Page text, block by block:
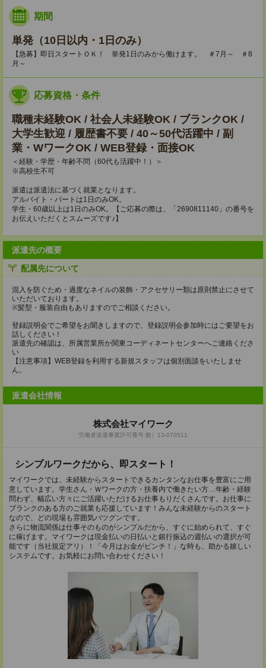
期間
単発（10日以内・1日のみ）
【急募】即日スタートＯＫ！ 単発1日のみから働けます。 ＃7月～ ＃8
月～
応募資格・条件
職種未経験OK / 社会人未経験OK / ブランクOK /
大学生歓迎 / 履歴書不要 / 40～50代活躍中 / 副
業・WワークOK / WEB登録・面接OK
＜経験・学歴・年齢不問（60代も活躍中！）＞
※高校生不可
派遣は派遣法に基づく就業となります。
アルバイト・パートは1日のみOK。
学生・60歳以上は1日のみOK。【ご応募の際は、「2690811140」の番号を
お伝えいただくとスムーズです♪】
派遣先の概要
配属先について
混入を防ぐため・過度なネイルの装飾・アクセサリー類は原則禁止にさせて
いただいております。
※髪型・服装自由もありますのでご相談ください。
登録説明会でご希望をお聞きしますので、登録説明会参加時にはご要望をお
話しください！
派遣先の確認は、所属営業所か関東コーディネートセンターへご連絡くださ
い
【注意事項】WEB登録を利用する新規スタッフは個別面談をいたしませ
ん。
派遣会社情報
株式会社マイワーク
労働者派遣事業許可番号:般）13-070511
シンプルワークだから、即スタート！
マイワークでは、未経験からスタートできるカンタンなお仕事を豊富にご用
意しています。学生さん・Ｗワークの方・扶養内で働きたい方…年齢・経験
問わず、幅広い方々にご活躍いただけるお仕事もりだくさんです。お仕事に
ブランクのある方のご就業も応援しています！みんな未経験からのスタート
なので、どの現場も雰囲気バツグンです。
さらに物流関係は仕事そのものがシンプルだから、すぐに始められて、すぐ
に稼げます。マイワークは現金払いの日払いと銀行振込の週払いの選択が可
能です（当社規定アリ）！「今月はお金がピンチ！」な時も、助かる嬉しい
システムです。お気軽にお問い合わせください！